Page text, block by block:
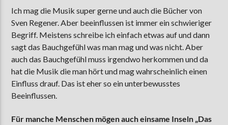
Ich mag die Musik super gerne und auch die Bücher von
Sven Regener. Aber beeinflussen ist immer ein schwieriger
Begriff. Meistens schreibe ich einfach etwas auf und dann
sagt das Bauchgefühl was man mag und was nicht. Aber
auch das Bauchgefühl muss irgendwo herkommen und da
hat die Musik die man hört und mag wahrscheinlich einen
Einfluss drauf. Das ist eher so ein unterbewusstes
Beeinflussen.
Für manche Menschen mögen auch einsame Inseln „Das